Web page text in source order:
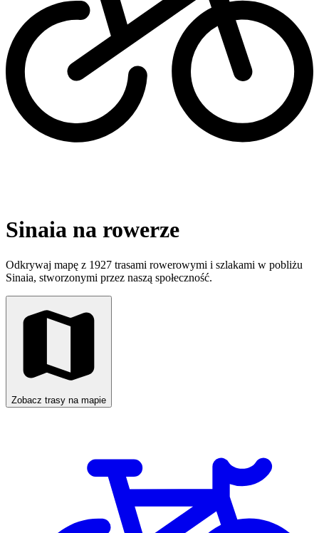
Sinaia na rowerze
Odkrywaj mapę z 1927 trasami rowerowymi i szlakami w pobliżu
Sinaia, stworzonymi przez naszą społeczność.
Zobacz trasy na mapie